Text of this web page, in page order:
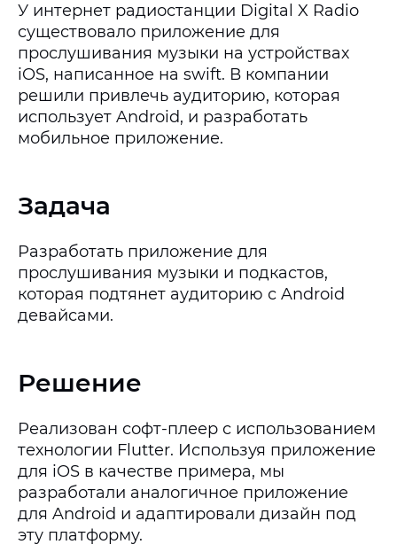
У интернет радиостанции Digital X Radio
существовало приложение для
прослушивания музыки на устройствах
iOS, написанное на swift. В компании
решили привлечь аудиторию, которая
использует Android, и разработать
мобильное приложение.
Задача
Разработать приложение для
прослушивания музыки и подкастов,
которая подтянет аудиторию с Android
девайсами.
Решение
Реализован софт-плеер с использованием
технологии Flutter. Используя приложение
для iOS в качестве примера, мы
разработали аналогичное приложение
для Android и адаптировали дизайн под
эту платформу.